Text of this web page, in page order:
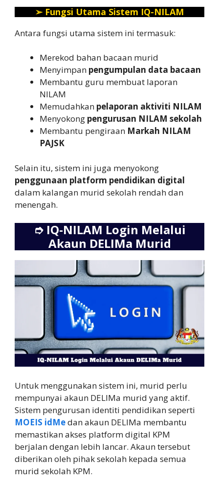
➢ Fungsi Utama Sistem IQ-NILAM
Antara fungsi utama sistem ini termasuk:
Merekod bahan bacaan murid
Menyimpan pengumpulan data bacaan
Membantu guru membuat laporan
NILAM
Memudahkan pelaporan aktiviti NILAM
Menyokong pengurusan NILAM sekolah
Membantu pengiraan Markah NILAM
PAJSK
Selain itu, sistem ini juga menyokong
penggunaan platform pendidikan digital
dalam kalangan murid sekolah rendah dan
menengah.
➮ IQ-NILAM Login Melalui
Akaun DELIMa Murid
Untuk menggunakan sistem ini, murid perlu
mempunyai akaun DELIMa murid yang aktif.
Sistem pengurusan identiti pendidikan seperti
MOEIS idMedan akaun DELIMa membantu
memastikan akses platform digital KPM
berjalan dengan lebih lancar. Akaun tersebut
diberikan oleh pihak sekolah kepada semua
murid sekolah KPM.